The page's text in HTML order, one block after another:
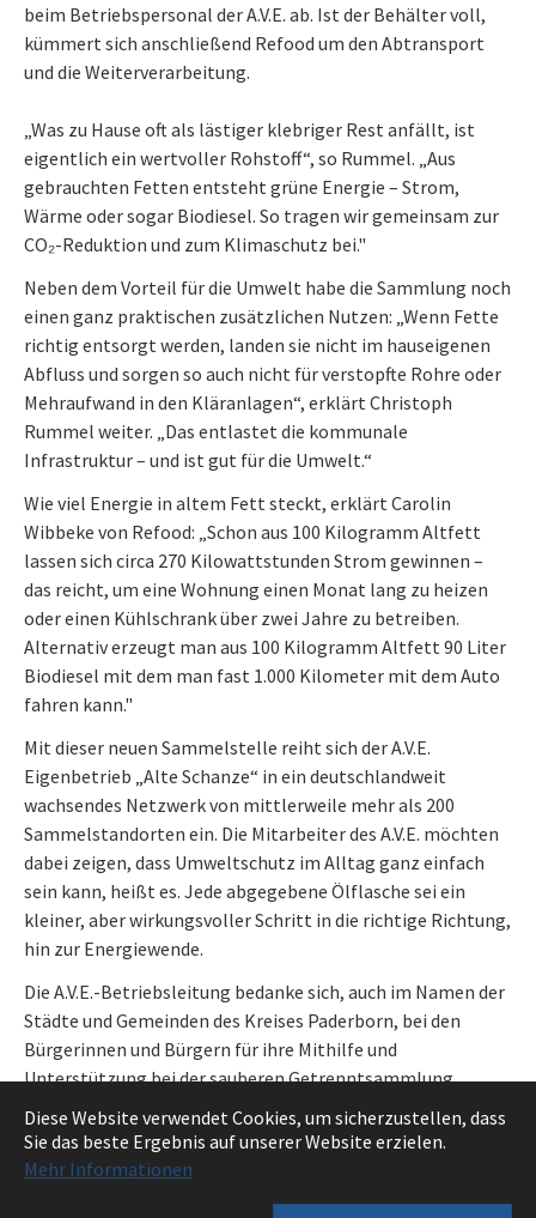
Diese Website verwendet Cookies, um sicherzustellen, dass
Sie das beste Ergebnis auf unserer Website erzielen.
Mehr Informationen
beim Betriebspersonal der A.V.E. ab. Ist der Behälter voll,
kümmert sich anschließend Refood um den Abtransport
und die Weiterverarbeitung.
„Was zu Hause oft als lästiger klebriger Rest anfällt, ist
eigentlich ein wertvoller Rohstoff“, so Rummel. „Aus
gebrauchten Fetten entsteht grüne Energie – Strom,
Wärme oder sogar Biodiesel. So tragen wir gemeinsam zur
CO₂-Reduktion und zum Klimaschutz bei."
Neben dem Vorteil für die Umwelt habe die Sammlung noch
einen ganz praktischen zusätzlichen Nutzen: „Wenn Fette
richtig entsorgt werden, landen sie nicht im hauseigenen
Abfluss und sorgen so auch nicht für verstopfte Rohre oder
Mehraufwand in den Kläranlagen“, erklärt Christoph
Rummel weiter. „Das entlastet die kommunale
Infrastruktur – und ist gut für die Umwelt.“
Wie viel Energie in altem Fett steckt, erklärt Carolin
Wibbeke von Refood: „Schon aus 100 Kilogramm Altfett
lassen sich circa 270 Kilowattstunden Strom gewinnen –
das reicht, um eine Wohnung einen Monat lang zu heizen
oder einen Kühlschrank über zwei Jahre zu betreiben.
Alternativ erzeugt man aus 100 Kilogramm Altfett 90 Liter
Biodiesel mit dem man fast 1.000 Kilometer mit dem Auto
fahren kann."
Mit dieser neuen Sammelstelle reiht sich der A.V.E.
Eigenbetrieb „Alte Schanze“ in ein deutschlandweit
wachsendes Netzwerk von mittlerweile mehr als 200
Sammelstandorten ein. Die Mitarbeiter des A.V.E. möchten
dabei zeigen, dass Umweltschutz im Alltag ganz einfach
sein kann, heißt es. Jede abgegebene Ölflasche sei ein
kleiner, aber wirkungsvoller Schritt in die richtige Richtung,
hin zur Energiewende.
Die A.V.E.-Betriebsleitung bedanke sich, auch im Namen der
Städte und Gemeinden des Kreises Paderborn, bei den
Bürgerinnen und Bürgern für ihre Mithilfe und
Unterstützung bei der sauberen Getrenntsammlung
wertvoller Abfälle.
Zurück
0